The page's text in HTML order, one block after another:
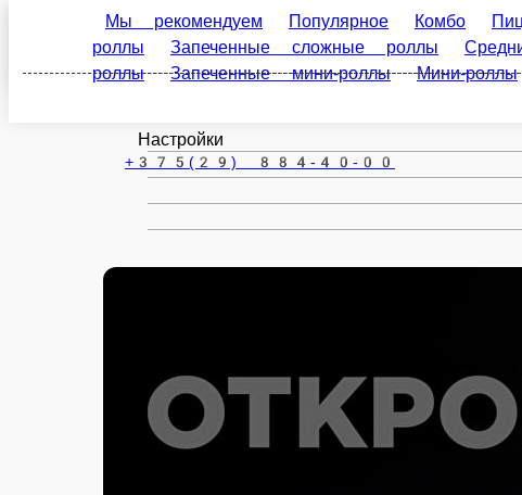
Речица
Настройки
+375(29) 884-40-00
Мы рекомендуем Популярное Комбо Пиццы
роллы
Средние свежие роллы Запеченные
еды
Соусы к роллам Закуски Напитки